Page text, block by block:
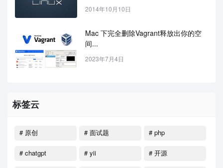
2014年10月10日
Mac 下完全删除Vagrant释放出你的空
间...
2023年7月4日
标签云
# 原创 # 面试题 # php
# chatgpt # yii # 开源